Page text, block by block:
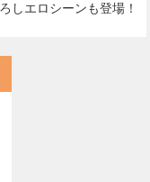
しエロシーンも登場！